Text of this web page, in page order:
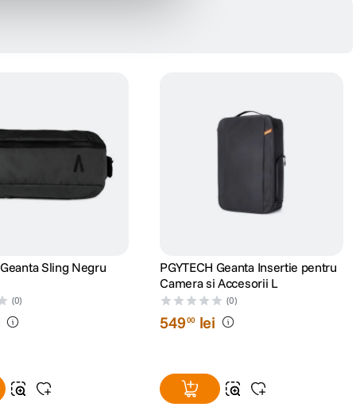
Sling Negru
(0)
PGYTECH Geanta Insertie pentru
Camera si Accesorii L
(0)
54900 lei